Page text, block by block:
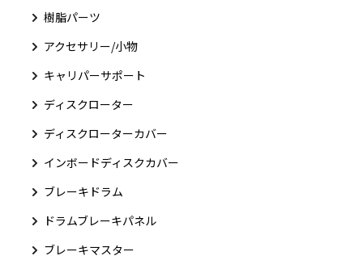
樹脂パーツ
アクセサリー/小物
キャリパーサポート
ディスクローター
ディスクローターカバー
インボードディスクカバー
ブレーキドラム
ドラムブレーキパネル
ブレーキマスター